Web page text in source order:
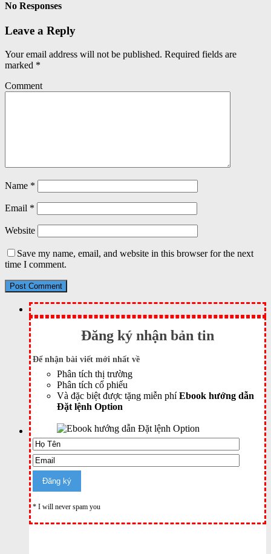
No Responses
Leave a Reply
Your email address will not be published. Required fields are
marked *
Comment
Name *
Email *
Website
Save my name, email, and website in this browser for the next
time I comment.
Đăng ký nhận bản tin
Để nhận bài viết mới nhất về
Phân tích thị trường
Phân tích cổ phiếu
Và đặc biệt được tặng miễn phíEbook hướng dẫn
Đặt lệnh Option
* I will never spam you